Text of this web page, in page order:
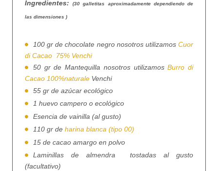
Ingredientes:(30 galletitas aproximadamente dependiendo de
las dimensiones )
100 gr de chocolate negro nosotros utilizamos Cuor
di Cacao 75% Venchi
50 gr de Mantequilla nosotros utilizamosBurro di
Cacao 100%naturale Venchi
55 gr de azúcar ecológico
1 huevo campero o ecológico
Esencia de vainilla (al gusto)
110 gr de harina blanca (tipo 00)
15 de cacao amargo en polvo
Laminillas de almendra
tostadas al gusto
(facultativo)